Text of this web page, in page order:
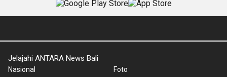
Jelajahi ANTARA News Bali
Nasional Foto